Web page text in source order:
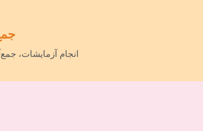
انجام آزمایشات،